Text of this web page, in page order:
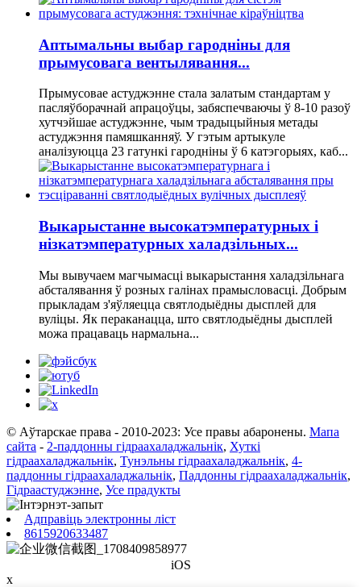
Аптымальны выбар гародніны для
прымусовага вентылявання...
Прымусовае астуджэнне стала залатым стандартам у
пасляўборачнай апрацоўцы, забяспечваючы ў 8-10 разоў
хутчэйшае астуджэнне, чым традыцыйныя метады
астуджэння памяшканняў. У гэтым артыкуле
аналізуюцца 23 гатункі гародніны ў 6 катэгорыях, каб...
Выкарыстанне высокатэмпературных і
нізкатэмпературных халадзільных...
Мы вывучаем магчымасці выкарыстання халадзільнага
абсталявання ў розных галінах прамысловасці. Добрым
прыкладам з'яўляецца святлодыёдны дысплей для
вуліцы. Як пераканацца, што святлодыёдны дысплей
можа працаваць нармальна...
© Аўтарскае права - 2010-2023: Усе правы абаронены. Мапа
сайта - 2-паддонны гідраахаладжальнік, Хуткі
гідраахаладжальнік, Тунэльны гідраахаладжальнік, 4-
паддонны гідраахаладжальнік, Паддонны гідраахаладжальнік,
Гідраастуджэнне, Усе прадукты
Адправіць электронны ліст
8615920633487
iOS
х